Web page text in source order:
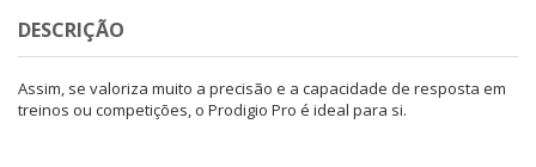
DESCRIÇÃO
Assim, se valoriza muito a precisão e a capacidade de resposta em
treinos ou competições, o Prodigio Pro é ideal para si.